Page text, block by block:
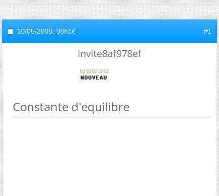
10/05/2008, 08h16 #1
invite8af978ef
Constante d'equilibre